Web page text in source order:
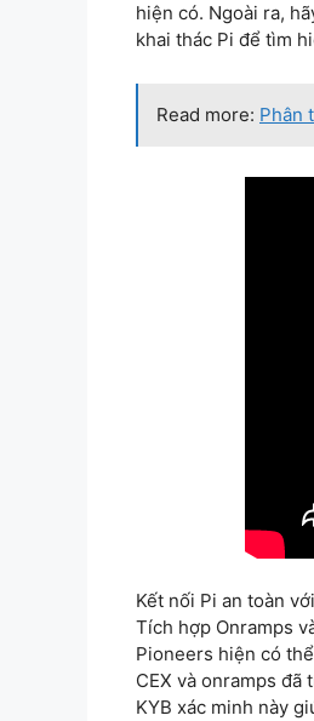
hiện có. Ngoài ra,
khai thác Pi để tìm
Read more: Phân
Kết nối Pi an toàn
Tích hợp Onramps
Pioneers hiện có
CEX và onramps
KYB xác minh này